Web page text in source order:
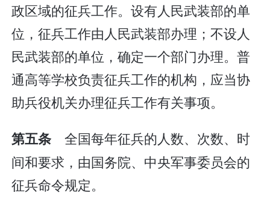
政区域的征兵工作。设有人民武装部的单
位，征兵工作由人民武装部办理；不设人
民武装部的单位，确定一个部门办理。普
通高等学校负责征兵工作的机构，应当协
助兵役机关办理征兵工作有关事项。
第五条 全国每年征兵的人数、次数、时
间和要求，由国务院、中央军事委员会的
征兵命令规定。